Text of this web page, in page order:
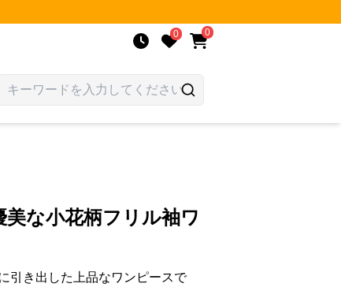
0 0
な小花柄フリル袖ワ
引き出した上品なワンピースで